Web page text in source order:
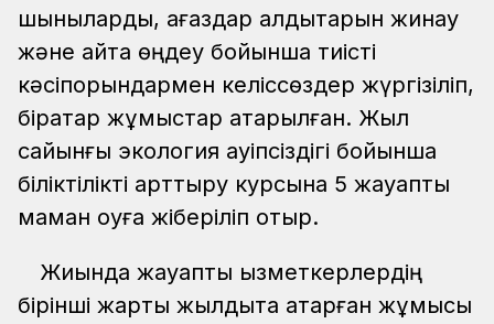
шыныларды, қағаздар қалдықтарын жинау
және қайта өңдеу бойынша тиісті
кәсіпорындармен келіссөздер жүргізіліп,
бірқатар жұмыстар атқарылған. Жыл
сайынғы экология қауіпсіздігі бойынша
біліктілікті арттыру курсына 5 жауапты
маман оқуға жіберіліп отыр.
Жиында жауапты қызметкерлердің
бірінші жарты жылдықта атқарған жұмысы